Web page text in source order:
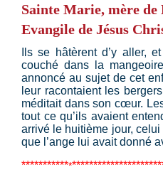
Sainte Marie, mère de
Evangile de Jésus
Ils se hâtèrent d’y aller,
couché dans la
annoncé au sujet de cet
leur racontaient les
méditait dans son cœur.
tout ce qu’ils avaient
arrivé le huitième jour,
que l’ange lui avait donné
******************